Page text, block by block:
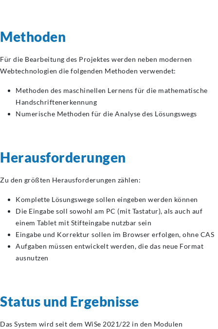
Methoden
Für die Bearbeitung des Projektes werden neben modernen
Webtechnologien die folgenden Methoden verwendet:
Methoden des maschinellen Lernens für die mathematische
Handschriftenerkennung
Numerische Methoden für die Analyse des Lösungswegs
Herausforderungen
Zu den größten Herausforderungen zählen:
Komplette Lösungswege sollen eingeben werden können
Die Eingabe soll sowohl am PC (mit Tastatur), als auch auf
einem Tablet mit Stifteingabe nutzbar sein
Eingabe und Korrektur sollen im Browser erfolgen, ohne CAS
Aufgaben müssen entwickelt werden, die das neue Format
ausnutzen
Status und Ergebnisse
Das System wird seit dem WiSe 2021/22 in den Modulen